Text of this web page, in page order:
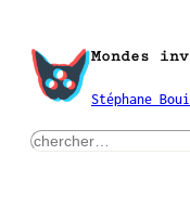
contenu
Mondes
Stéphane
rechercher